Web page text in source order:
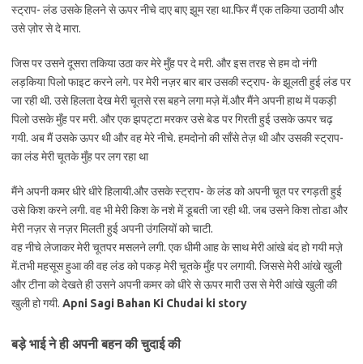
स्ट्राप- लंड उसके हिलने से ऊपर नीचे दाए बाए झूम रहा था.फिर मैं एक तकिया उठायी और
उसे ज़ोर से दे मारा.
जिस पर उसने दूसरा तकिया उठा कर मेरे मुँह पर दे मरी. और इस तरह से हम दो नंगी
लड़किया पिलो फाइट करने लगे. पर मेरी नज़र बार बार उसकी स्ट्राप- के झूलती हुई लंड पर
जा रही थी. उसे हिलता देख मेरी चूतसे रस बहने लगा मज़े में.और मैंने अपनी हाथ में पकड़ी
पिलो उसके मुँह पर मरी. और एक झपट्टा मरकर उसे बेड पर गिरती हुई उसके ऊपर चढ़
गयी. अब मैं उसके ऊपर थी और वह मेरे नीचे. हमदोनो की साँसे तेज़ थी और उसकी स्ट्राप-
का लंड मेरी चूतके मुँह पर लग रहा था
मैंने अपनी कमर धीरे धीरे हिलायी.और उसके स्ट्राप- के लंड को अपनी चूत पर रगड़ती हुई
उसे किश करने लगी. वह भी मेरी किश के नशे में डूबती जा रही थी. जब उसने किश तोडा और
मेरी नज़र से नज़र मिलती हुई अपनी उंगलियों को चाटी.
वह नीचे लेजाकर मेरी चूतपर मसलने लगी. एक धीमी आह के साथ मेरी आंखे बंद हो गयी मज़े
में.तभी महसूस हुआ की वह लंड को पकड़ मेरी चूतके मुँह पर लगायी. जिससे मेरी आंखे खुली
और टीना को देखते ही उसने अपनी कमर को धीरे से ऊपर मारी उस से मेरी आंखे खुली की
खुली हो गयी. Apni Sagi Bahan Ki Chudai ki story
बड़े भाई ने ही अपनी बहन की चुदाई की